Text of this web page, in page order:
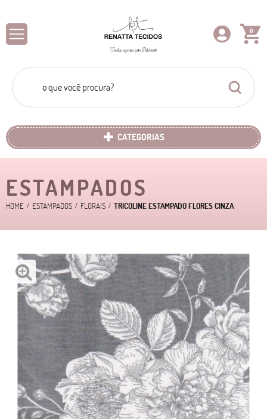
0
CATEGORIAS
ESTAMPADOS
HOME ESTAMPADOS FLORAIS TRICOLINE ESTAMPADO FLORES CINZA